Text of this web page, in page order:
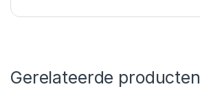
Gerelateerde producten